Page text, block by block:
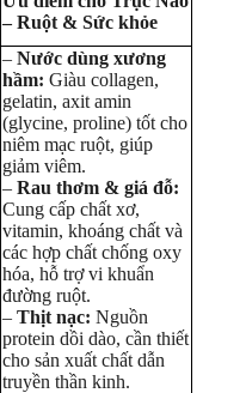
– Ruột & Sức khỏe
– Nước dùng xương
hầm: Giàu collagen,
gelatin, axit amin
(glycine, proline) tốt cho
niêm mạc ruột, giúp
giảm viêm.
– Rau thơm & giá đỗ:
Cung cấp chất xơ,
vitamin, khoáng chất và
các hợp chất chống oxy
hóa, hỗ trợ vi khuẩn
đường ruột.
– Thịt nạc: Nguồn
protein dồi dào, cần thiết
cho sản xuất chất dẫn
truyền thần kinh.